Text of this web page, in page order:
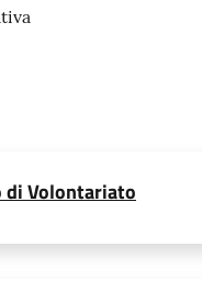
di Volontariato